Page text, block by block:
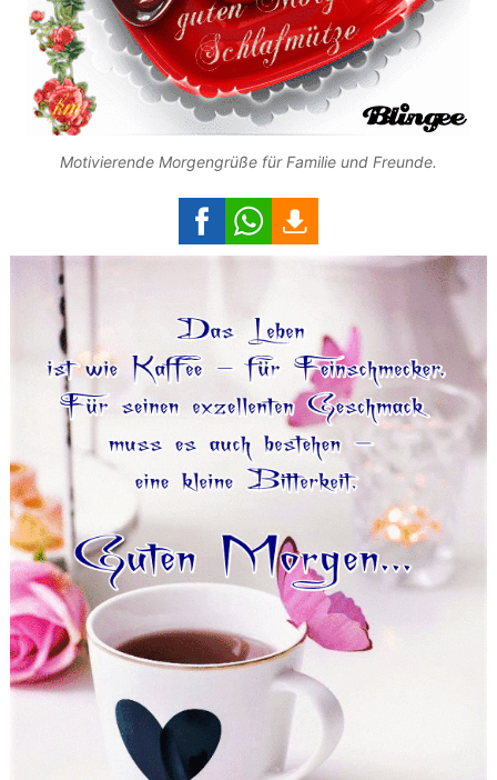
Motivierende Morgengrüße für Familie und Freunde.